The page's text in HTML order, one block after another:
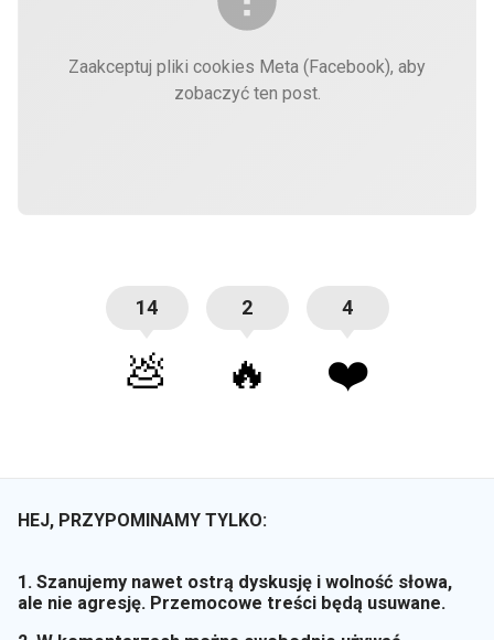
Zaakceptuj pliki cookies Meta (Facebook), aby
zobaczyć ten post.
14
💩
2
🔥
4
❤️
HEJ, PRZYPOMINAMY TYLKO:
1. Szanujemy nawet ostrą dyskusję i wolność słowa,
ale nie agresję. Przemocowe treści będą usuwane.